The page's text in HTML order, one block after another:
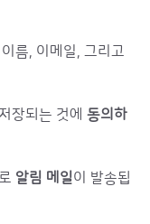
름, 이메일, 그리고
장되는 것에 동의하
알림 메일이 발송됩